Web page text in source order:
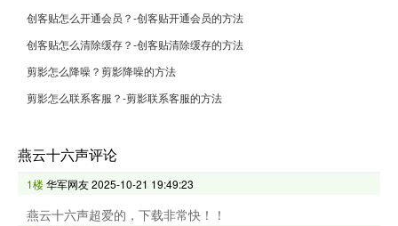
创客贴怎么开通会员？-创客贴开通会员的方法
创客贴怎么清除缓存？-创客贴清除缓存的方法
剪影怎么降噪？剪影降噪的方法
剪影怎么联系客服？-剪影联系客服的方法
燕云十六声评论
1楼华军网友2025-10-21 19:49:23
燕云十六声超爱的，下载非常快！！